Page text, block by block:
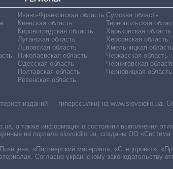
Ивано-Франковская область
Киевская область
Кировоградская область
Луганская область
Львовская область
Николаевская область
Одесская область
Полтавская область
Ровенская область
Сумская область
Тернопольская
Харьковская область
Херсонская область
Хмельницкая область
Черкасская область
Черниговская
Черновицкая область
изданий — гиперссылки) на www.slovoidilo.ua.
а также информация о состоянии выполнения
на портале slovoidilo.ua, созданы ОО «Система
«Партнерский материал», «Спецпроект»,
Согласно украинскому законодательству